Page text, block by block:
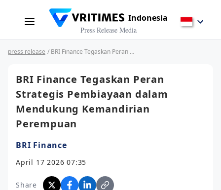
Indonesia
Press Release Media
press release / BRI Finance Tegaskan Peran Strategis Pembiayaan dalam Mendukung Kemandirian Perempuan
BRI Finance Tegaskan Peran
Strategis Pembiayaan dalam
Mendukung Kemandirian
Perempuan
BRI Finance
April 17 2026 07:35
Share